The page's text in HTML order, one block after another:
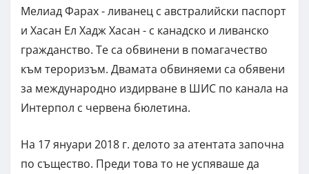
Мелиад Фарах - ливанец с австралийски паспорт
и Хасан Ел Хадж Хасан - с канадско и ливанско
гражданство. Те са обвинени в помагачество
към тероризъм. Двамата обвиняеми са обявени
за международно издирване в ШИС по канала на
Интерпол с червена бюлетина.
На 17 януари 2018 г. делото за атентата започна
по същество. Преди това то не успяваше да